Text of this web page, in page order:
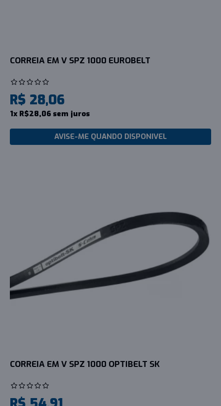
CORREIA EM V SPZ 1000 EUROBELT
R$ 28,06
1x R$28,06 sem juros
AVISE-ME QUANDO DISPONIVEL
CORREIA EM V SPZ 1000 OPTIBELT SK